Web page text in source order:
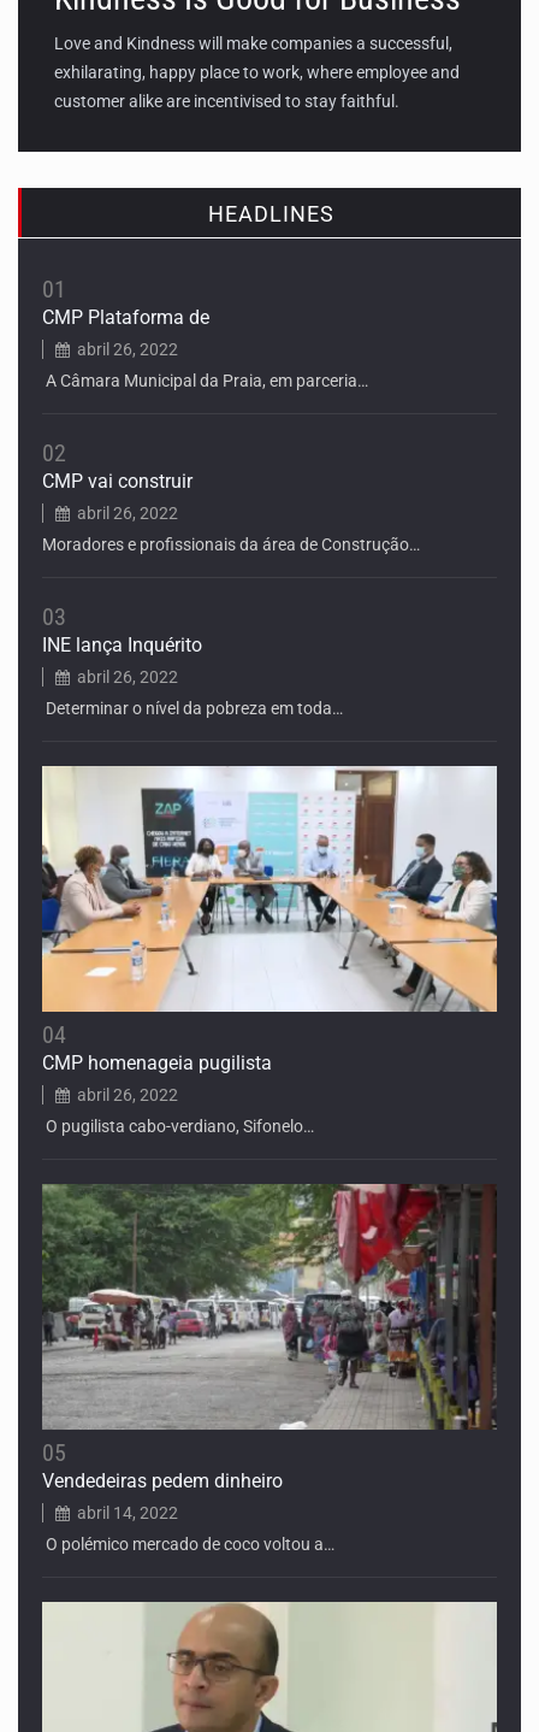
Love and Kindness will make companies a successful,
exhilarating, happy place to work, where employee and
customer alike are incentivised to stay faithful.
HEADLINES
01
CMP Plataforma de
abril 26, 2022
A Câmara Municipal da Praia, em parceria…
02
CMP vai construir
abril 26, 2022
Moradores e profissionais da área de Construção…
03
INE lança Inquérito
abril 26, 2022
Determinar o nível da pobreza em toda…
04
CMP homenageia pugilista
abril 26, 2022
O pugilista cabo-verdiano, Sifonelo…
05
Vendedeiras pedem dinheiro
abril 14, 2022
O polémico mercado de coco voltou a…